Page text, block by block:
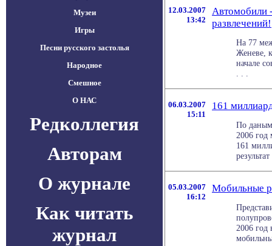
Музеи
Игры
Песни русского застолья
Народное
Смешное
О НАС
Редколлегия
Авторам
О журнале
Как читать
журнал
12.03.2007
13:42
Автомобили
развлечений!
На 77
Женеве,
начале
06.03.2007
15:11
161
По даным
2006 год
161
05.03.2007
16:12
Мобильные
2006 год